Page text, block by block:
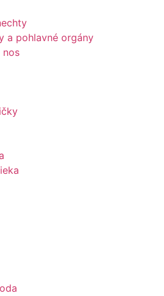
a pohlavné orgány
nos